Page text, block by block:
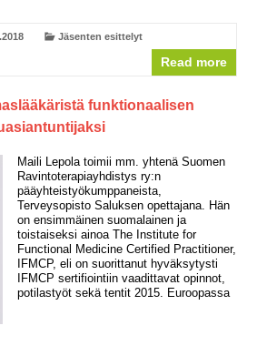
Jäsenten esittelyt
Read more
funktionaalisen
Maili Lepola toimii mm. yhtenä Suomen
Ravintoterapiayhdistys ry:n
pääyhteistyökumppaneista,
Terveysopisto Saluksen opettajana. Hän
on ensimmäinen suomalainen ja
toistaiseksi ainoa The Institute for
Functional Medicine Certified Practitioner,
IFMCP, eli on suorittanut hyväksytysti
IFMCP sertifiointiin vaadittavat opinnot,
potilastyöt sekä tentit 2015. Euroopassa